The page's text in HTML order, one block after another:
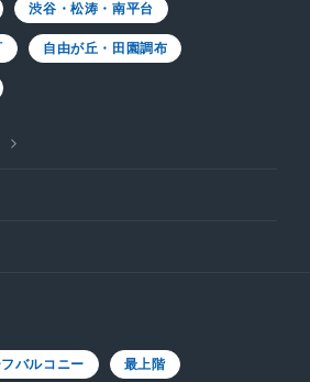
渋谷・松涛・南平台
自由が丘・田園調布
バルコニー 最上階